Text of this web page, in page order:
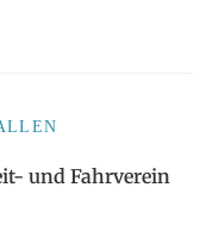
und Fahrverein